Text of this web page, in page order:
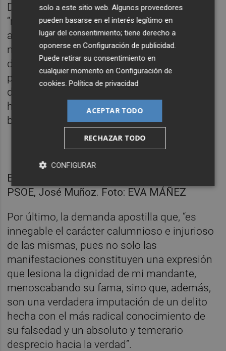
Dichas apreciaciones, expone la demanda,
“no solo son del todo falsas, sino que
además suponen una grave afrenta al buen
nombre de mi mandante, quien ha actuado
desde la honradez más absoluta en su labor
política y quien no debe soportar que se
difundan manifestaciones que no es que no
hagan honor a la verdad sino que son un
burdo invento”.
El secretario de Organización del PSPV-
PSOE, José Muñoz. Foto: EVA MÁÑEZ
Por último, la demanda apostilla que, “es
innegable el carácter calumnioso e injurioso
de las mismas, pues no solo las
manifestaciones constituyen una expresión
que lesiona la dignidad de mi mandante,
menoscabando su fama, sino que, además,
son una verdadera imputación de un delito
hecha con el más radical conocimiento de
su falsedad y un absoluto y temerario
desprecio hacia la verdad”.
solo a este sitio web. Algunos proveedores
pueden basarse en el interés legítimo en
lugar del consentimiento; tiene derecho a
oponerse enConfiguración de publicidad
Puede retirar su consentimiento en
cualquier momento enConfiguración de
cookies .Política de privacidad
ACEPTAR TODO
RECHAZAR TODO
CONFIGURAR